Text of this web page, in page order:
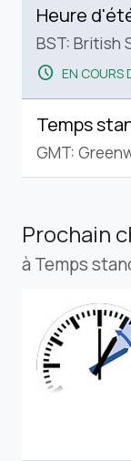
Heure
BST: British
schedule EN COURS
Temps
GMT:
Prochain
à Temps